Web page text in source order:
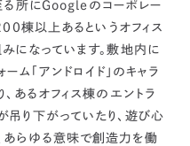
る所にGoogleのコーポレー
棟以上あるというオフィス
になっています。敷地内に
ム「アンドロイド」のキャラ
あるオフィス棟のエントラ
り下がっていたり、 遊び心
あらゆる意味で創造力を働